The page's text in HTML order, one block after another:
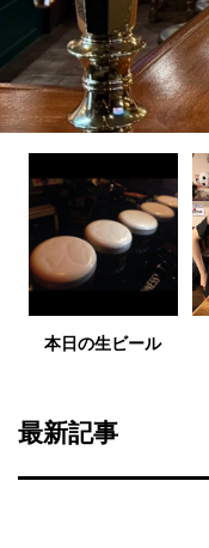
本日の生ビール
最新記事